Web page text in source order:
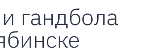
гандбола